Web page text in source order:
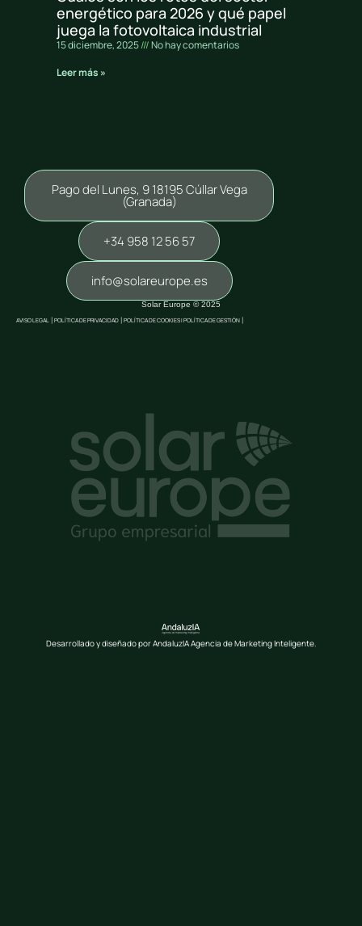
energético para 2026 y qué papel
juega la fotovoltaica industrial
15 diciembre, 2025
No hay comentarios
Leer más »
Pago del Lunes, 9 18195 Cúllar Vega
(Granada)
+34 958 12 56 57
info@solareurope.es
Solar Europe © 2025
AVISO LEGAL POLÍTICA DE PRIVACIDAD POLÍTICA DE COOKIES |POLÍTICA DE GESTIÓN
Desarrollado y diseñado por AndaluzIA Agencia de Marketing Inteligente.